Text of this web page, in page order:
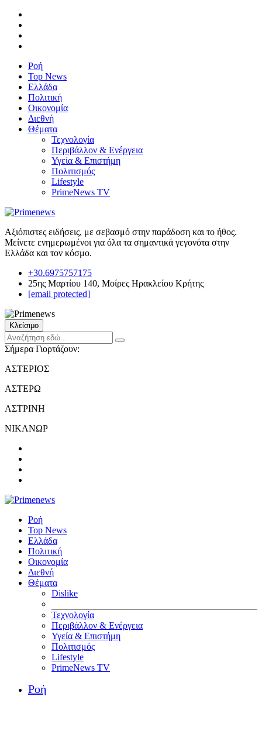
Ροή
Top News
Ελλάδα
Πολιτική
Οικονομία
Διεθνή
Θέματα
Τεχνολογία
Περιβάλλον & Ενέργεια
Υγεία & Επιστήμη
Πολιτισμός
Lifestyle
PrimeNews TV
Αξιόπιστες ειδήσεις, με σεβασμό στην παράδοση και το ήθος.
Μείνετε ενημερωμένοι για όλα τα σημαντικά γεγονότα στην
Ελλάδα και τον κόσμο.
+30.6975757175
25ης Μαρτίου 140, Μοίρες Ηρακλείου Κρήτης
[email protected]
Κλείσιμο
Σήμερα Γιορτάζουν:
ΑΣΤΕΡΙΟΣ
ΑΣΤΕΡΩ
ΑΣΤΡΙΝΗ
ΝΙΚΑΝΩΡ
Ροή
Top News
Ελλάδα
Πολιτική
Οικονομία
Διεθνή
Θέματα
Dislike
Τεχνολογία
Περιβάλλον & Ενέργεια
Υγεία & Επιστήμη
Πολιτισμός
Lifestyle
PrimeNews TV
Ροή